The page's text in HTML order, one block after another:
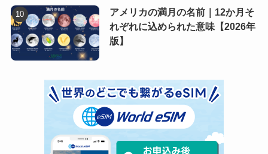
アメリカの満月の名前｜12か月そ
れぞれに込められた意味【2026年
版】